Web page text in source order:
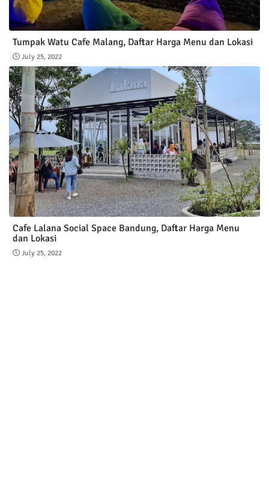
Tumpak Watu Cafe Malang, Daftar Harga Menu dan Lokasi
July 25, 2022
Cafe Lalana Social Space Bandung, Daftar Harga Menu
dan Lokasi
July 25, 2022